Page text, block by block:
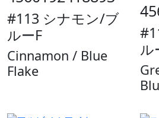
#113 シナモン/ブ
ルーF
Cinnamon / Blue
Flake
ル